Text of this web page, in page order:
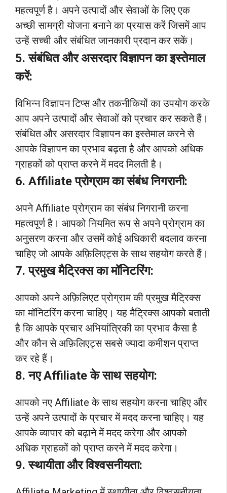
महत्वपूर्ण है। अपने उत्पादों और सेवाओं के लिए एक
अच्छी सामग्री योजना बनाने का प्रयास करें जिसमें आप
उन्हें सच्ची और संबंधित जानकारी प्रदान कर सकें।
5. संबंधित और असरदार विज्ञापन का इस्तेमाल
करें:
विभिन्न विज्ञापन टिप्स और तकनीकियों का उपयोग करके
आप अपने उत्पादों और सेवाओं को प्रचार कर सकते हैं।
संबंधित और असरदार विज्ञापन का इस्तेमाल करने से
आपके विज्ञापन का प्रभाव बढ़ता है और आपको अधिक
ग्राहकों को प्राप्त करने में मदद मिलती है।
6. Affiliate प्रोग्राम का संबंध निगरानी:
अपने Affiliate प्रोग्राम का संबंध निगरानी करना
महत्वपूर्ण है। आपको नियमित रूप से अपने प्रोग्राम का
अनुसरण करना और उसमें कोई अधिकारी बदलाव करना
चाहिए जो आपके अफ़िलिएट्स के साथ सहयोग करते हैं।
7. प्रमुख मैट्रिक्स का मॉनिटरिंग:
आपको अपने अफ़िलिएट प्रोग्राम की प्रमुख मैट्रिक्स
का मॉनिटरिंग करना चाहिए। यह मैट्रिक्स आपको बताती
है कि आपके प्रचार अभियांत्रिकी का प्रभाव कैसा है
और कौन से अफ़िलिएट्स सबसे ज्यादा कमीशन प्राप्त
कर रहे हैं।
8. नए Affiliate के साथ सहयोग:
आपको नए Affiliate के साथ सहयोग करना चाहिए और
उन्हें अपने उत्पादों के प्रचार में मदद करना चाहिए। यह
आपके व्यापार को बढ़ाने में मदद करेगा और आपको
अधिक ग्राहकों को प्राप्त करने में मदद करेगा।
9. स्थायीता और विश्वसनीयता: